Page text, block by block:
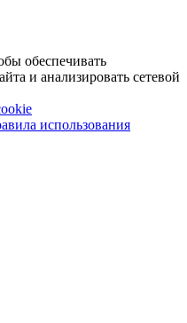
обеспечивать
и анализировать сетевой
использования